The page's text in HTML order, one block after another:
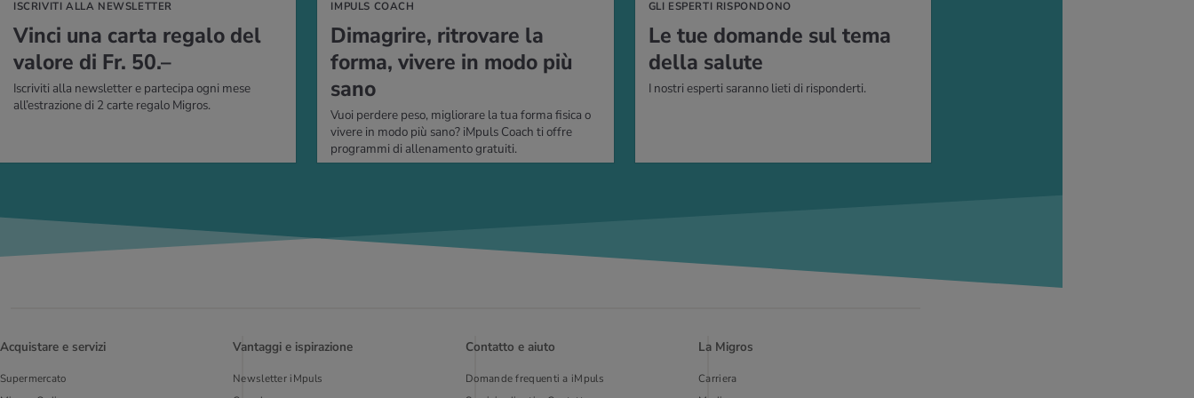
ISCRIVITI ALLA NEWSLETTER
Vinci una carta re­ga­lo del
va­lo­re di Fr. 50.–
Iscriviti alla newsletter e partecipa ogni mese
all’estrazione di 2 carte regalo Migros.
IMPULS COACH
Di­ma­gri­re, ri­tro­va­re la
forma, vi­ve­re in modo più
sano
Vuoi perdere peso, migliorare la tua forma fisica o
vivere in modo più sano? iMpuls Coach ti offre
programmi di allenamento gratuiti.
GLI ESPERTI RISPONDONO
Le tue do­man­de sul tema
della sa­lu­te
I nostri esperti saranno lieti di risponderti.
Acquistare e servizi
Supermercato
Vantaggi e ispirazione
Newsletter iMpuls
Contatto e aiuto
Domande frequenti a iMpuls
La Migros
Carriera